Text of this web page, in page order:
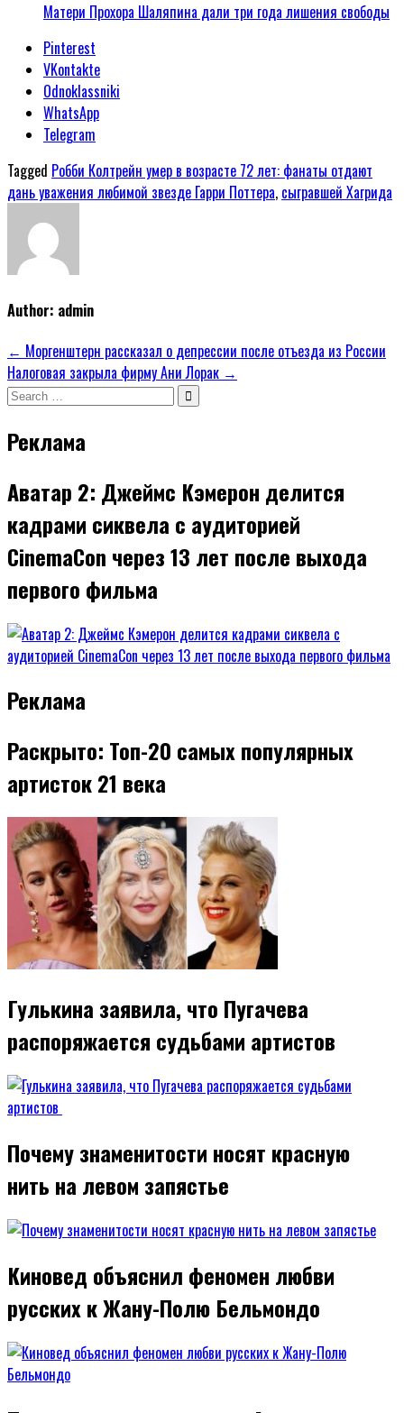
Матери Прохора Шаляпина дали три года лишения свободы
Pinterest
VKontakte
Odnoklassniki
WhatsApp
Telegram
Tagged Робби Колтрейн умер в возрасте 72 лет: фанаты отдают
дань уважения любимой звезде Гарри Поттера, сыгравшей Хагрида
Author: admin
Навигация
по
← Моргенштерн рассказал о депрессии после отъезда из России
Налоговая закрыла фирму Ани Лорак →
Search
Реклама
Аватар 2: Джеймс Кэмерон делится
кадрами сиквела с аудиторией
CinemaCon через 13 лет после выхода
первого фильма
Реклама
Раскрыто: Топ-20 самых популярных
артисток 21 века
Гулькина заявила, что Пугачева
распоряжается судьбами артистов
Почему знаменитости носят красную
нить на левом запястье
Киновед объяснил феномен любви
русских к Жану-Полю Бельмондо